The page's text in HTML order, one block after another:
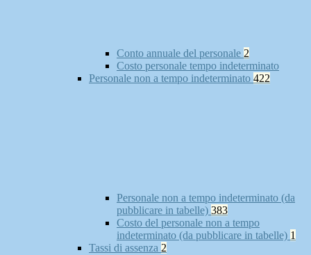
Conto annuale del personale 2
Costo personale tempo indeterminato
Personale non a tempo indeterminato 422
Personale non a tempo indeterminato (da
pubblicare in tabelle) 383
Costo del personale non a tempo
indeterminato (da pubblicare in tabelle) 1
Tassi di assenza 2